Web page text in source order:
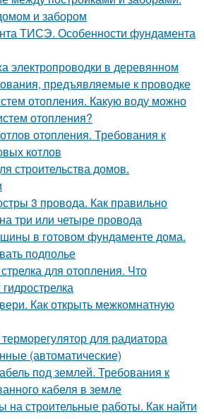
и забором
ТИСЭ. Особенности фундамента
электропроводки в деревянном
предъявляемые к проводке
отопления. Какую воду можно
отопления?
отопления. Требования к
котлов
строительства домов.
3 провода. Как правильно
три или четыре провода
в готовом фундаменте дома.
подполье
для отопления. Что
Как открыть межкомнатную
для радиатора
(автоматические)
под землей. Требования к
кабеля в земле
на строительные работы. Как найти